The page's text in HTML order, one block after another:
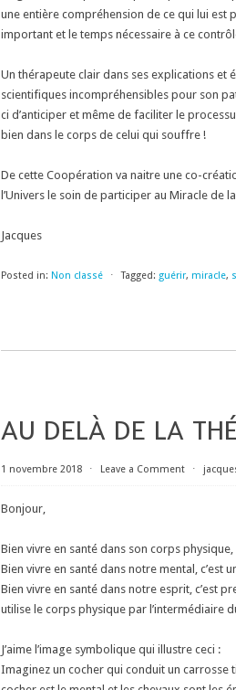
une entière compréhension de ce qui lui
important et le temps nécessaire à ce
Un thérapeute clair dans ses explications et
scientifiques incompréhensibles pour son
ci d’anticiper et même de faciliter le
bien dans le corps de celui qui souffre !
De cette Coopération va naitre une co-
l’Univers le soin de participer au Miracle de
Jacques
Posted in: Non classé ⋅ Tagged: guérir, miracle,
AU DELÀ DE LA
1 novembre 2018 ⋅ Leave a Comment ⋅
Bonjour,
Bien vivre en santé dans son corps
Bien vivre en santé dans notre mental, c’est
Bien vivre en santé dans notre esprit, c’est
utilise le corps physique par l’intermédiaire
J’aime l’image symbolique qui illustre ceci :
Imaginez un cocher qui conduit un carrosse